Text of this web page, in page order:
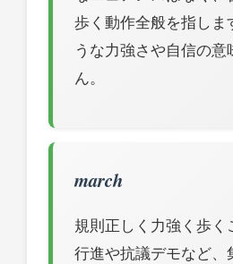
歩く動作全般を指しま
うな力強さや自信の意
ん。
march
規則正しく力強く歩く
行進や抗議デモなど、